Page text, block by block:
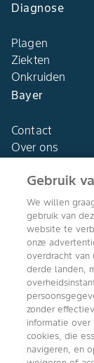
Diagnose
Plagen
Ziekten
Onkruiden
Bayer
Contact
Over ons
Volg ons
Gebruik
We willen
gebruik van
website te
onze
overdracht van
derde landen,
zonder
informatie
cookies, die
navigeren, en